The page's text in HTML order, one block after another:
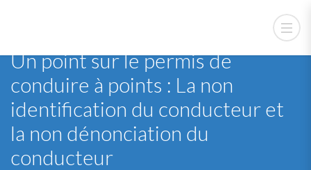
Un point sur le permis de
conduire à points : La non
identification du conducteur et
la non dénonciation du
conducteur